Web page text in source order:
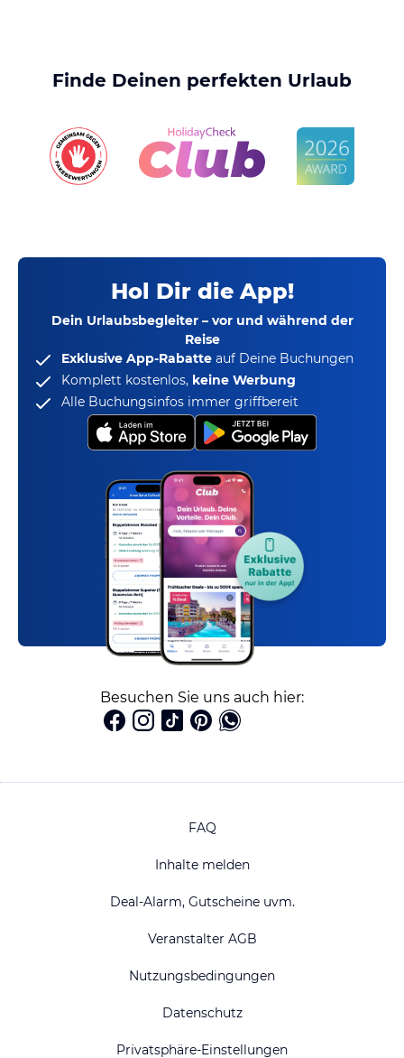
Finde Deinen perfekten Urlaub
Hol Dir die App!
Dein Urlaubsbegleiter – vor und während der
Reise
Exklusive App-Rabatte auf Deine Buchungen
Komplett kostenlos, keine Werbung
Alle Buchungsinfos immer griffbereit
Besuchen Sie uns auch hier:
FAQ
Inhalte melden
Deal-Alarm, Gutscheine uvm.
Veranstalter AGB
Nutzungsbedingungen
Datenschutz
Privatsphäre-Einstellungen